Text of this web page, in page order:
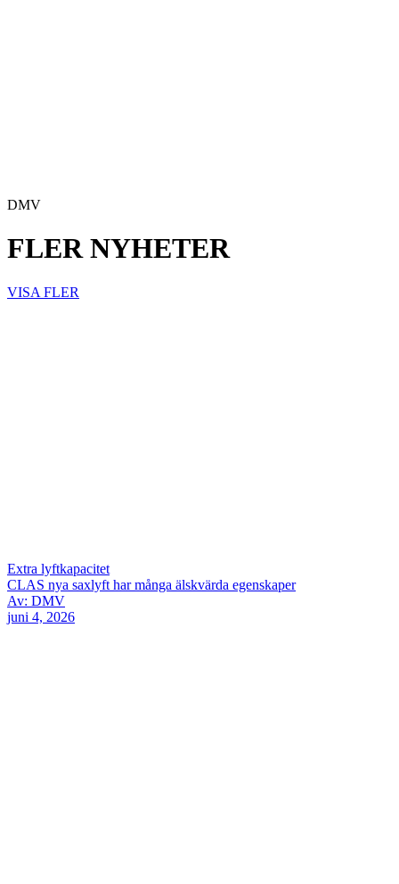
DMV
FLER NYHETER
VISA FLER
Extra lyftkapacitet
CLAS nya saxlyft har många älskvärda egenskaper
Av: DMV
juni 4, 2026